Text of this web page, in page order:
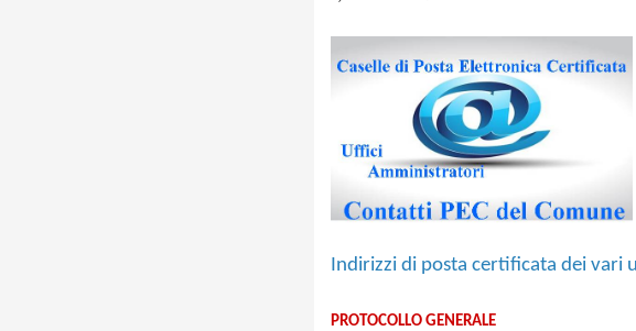
Indirizzi di posta certificata dei vari
PROTOCOLLO GENERALE